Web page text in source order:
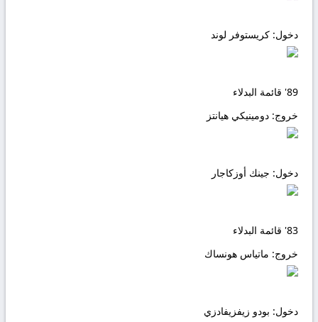
دخول: كريستوفر لوند
89' قائمة البدلاء
خروج: دومينيكي هيانتز
دخول: جينك أوزكاجار
83' قائمة البدلاء
خروج: ماتياس هونساك
دخول: بودو زيفزيفادزي